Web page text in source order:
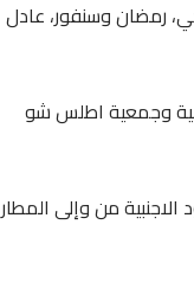
رمضان وسنفور، عادل
وجمعية اطلس شو
من وإلى المطار